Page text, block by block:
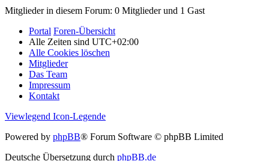
Mitglieder in diesem Forum: 0 Mitglieder und 1 Gast
Portal Foren-Übersicht
Alle Zeiten sind UTC+02:00
Alle Cookies löschen
Mitglieder
Das Team
Impressum
Kontakt
Viewlegend Icon-Legende
Powered by phpBB® Forum Software © phpBB Limited
Deutsche Übersetzung durch phpBB.de